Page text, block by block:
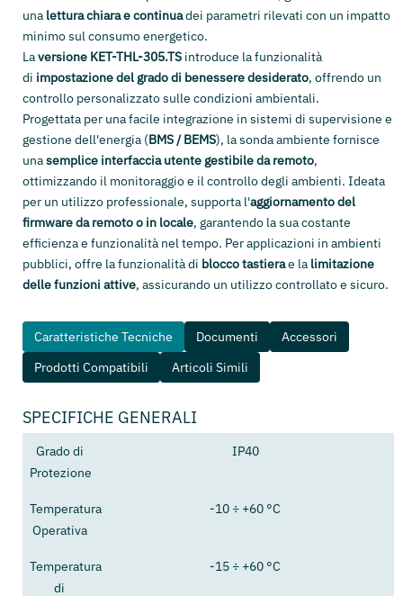
una lettura chiara e continuadei parametri rilevati con un impatto
minimo sul consumo energetico.
Laversione KET-THL-305.TS introduce la funzionalità
di impostazione del grado di benessere desiderato, offrendo un
controllo personalizzato sulle condizioni ambientali.
Progettata per una facile integrazione in sistemi di supervisione e
gestione dell'energia (BMS / BEMS), la sonda ambiente fornisce
unasemplice interfaccia utente gestibile da remoto,
ottimizzando il monitoraggio e il controllo degli ambienti. Ideata
per un utilizzo professionale, supporta l'aggiornamento del
firmware da remoto o in locale, garantendo la sua costante
efficienza e funzionalità nel tempo. Per applicazioni in ambienti
pubblici, offre la funzionalità di blocco tastierae la limitazione
delle funzioni attive, assicurando un utilizzo controllato e sicuro.
Caratteristiche Tecniche Documenti
Accessori
Prodotti Compatibili
Articoli Simili
SPECIFICHE GENERALI
Grado di
Protezione
IP40
Temperatura
Operativa
-10 ÷ +60 °C
Temperatura
di
-15 ÷ +60 °C